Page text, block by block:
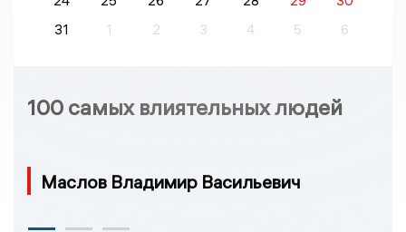
31
1 2 3 4 5 6
100 самых влиятельных людей
Маслов Владимир Васильевич